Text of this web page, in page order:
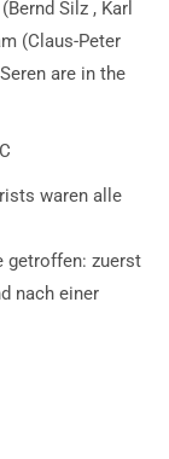
Silz , Karl
(Claus-Peter
are in the
waren alle
getroffen: zuerst
nach einer